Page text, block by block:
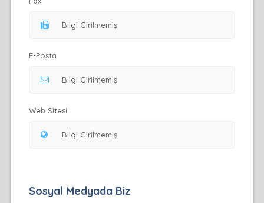
E-Posta
Web Sitesi
Sosyal Medyada Biz